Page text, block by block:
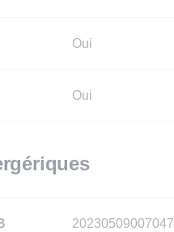
Oui
Oui
20230509007047